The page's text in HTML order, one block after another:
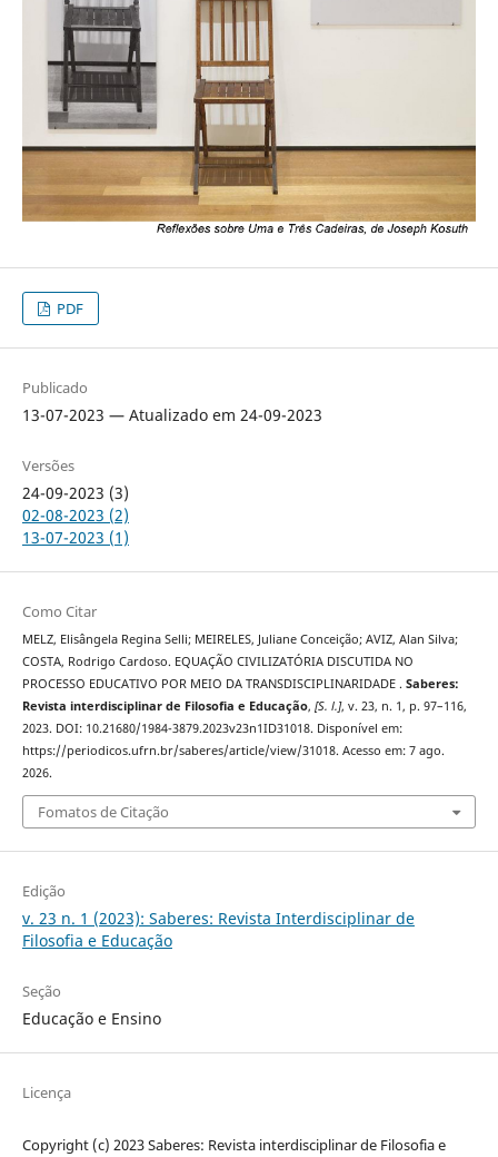
PDF
Publicado
13-07-2023 — Atualizado em 24-09-2023
Versões
24-09-2023 (3)
02-08-2023 (2)
13-07-2023 (1)
Como Citar
MELZ, Elisângela Regina Selli; MEIRELES, Juliane Conceição; AVIZ, Alan Silva;
COSTA, Rodrigo Cardoso. EQUAÇÃO CIVILIZATÓRIA DISCUTIDA NO
PROCESSO EDUCATIVO POR MEIO DA TRANSDISCIPLINARIDADE . Saberes:
Revista interdisciplinar de Filosofia e Educação, [S. l.], v. 23, n. 1, p. 97–116,
2023. DOI: 10.21680/1984-3879.2023v23n1ID31018. Disponível em:
https://periodicos.ufrn.br/saberes/article/view/31018. Acesso em: 7 ago.
2026.
Fomatos de Citação
Edição
v. 23 n. 1 (2023): Saberes: Revista Interdisciplinar de
Filosofia e Educação
Seção
Educação e Ensino
Licença
Copyright (c) 2023 Saberes: Revista interdisciplinar de Filosofia e